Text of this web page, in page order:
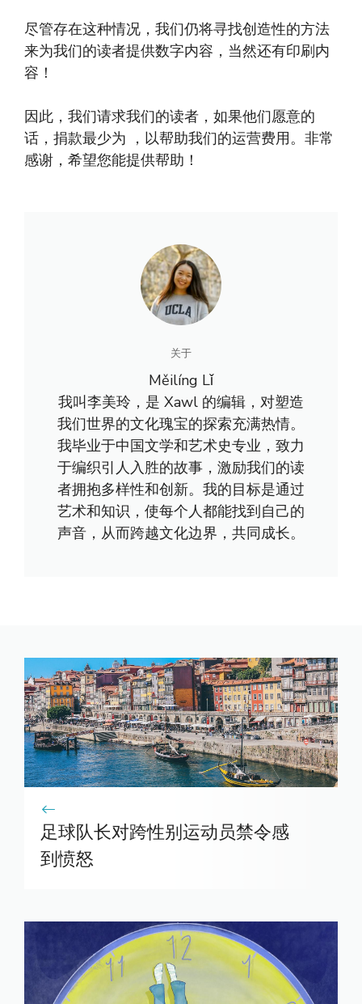
尽管存在这种情况，我们仍将寻找创造性的方法
来为我们的读者提供数字内容，当然还有印刷内
容！
因此，我们请求我们的读者，如果他们愿意的
话，捐款最少为 ，以帮助我们的运营费用。非常
感谢，希望您能提供帮助！
关于
Měilíng Lǐ
我叫李美玲，是 Xawl 的编辑，对塑造
我们世界的文化瑰宝的探索充满热情。
我毕业于中国文学和艺术史专业，致力
于编织引人入胜的故事，激励我们的读
者拥抱多样性和创新。我的目标是通过
艺术和知识，使每个人都能找到自己的
声音，从而跨越文化边界，共同成长。
足球队长对跨性别运动员禁令感
到愤怒